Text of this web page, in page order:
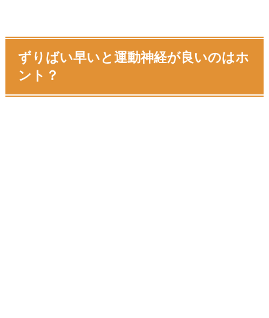
ずりばい早いと運動神経が良いのはホ
ント？